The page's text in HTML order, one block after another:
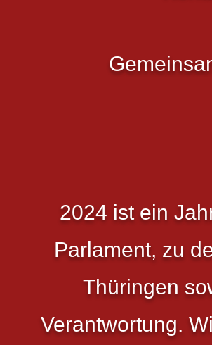
2024 ist ein
Parlament, zu
Thüringen
Verantwortung.